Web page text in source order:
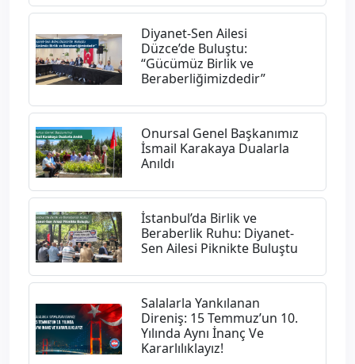
Diyanet-Sen Ailesi
Düzce’de Buluştu:
“Gücümüz Birlik ve
Beraberliğimizdedir”
Onursal Genel Başkanımız
İsmail Karakaya Dualarla
Anıldı
İstanbul’da Birlik ve
Beraberlik Ruhu: Diyanet-
Sen Ailesi Piknikte Buluştu
Salalarla Yankılanan
Direniş: 15 Temmuz’un 10.
Yılında Aynı İnanç Ve
Kararlılıklayız!